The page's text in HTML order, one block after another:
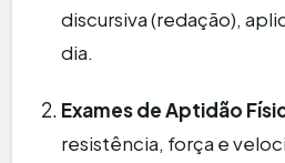
discursiva (redação),
dia.
Exames de Aptidão
resistência, força e